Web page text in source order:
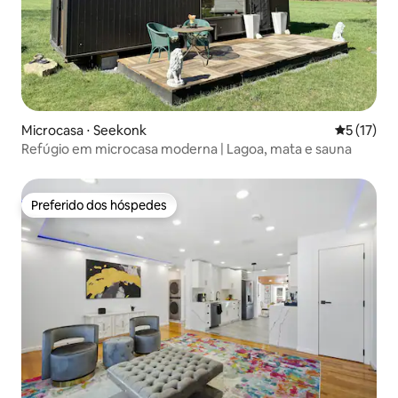
Microcasa ⋅ Seekonk 5 de uma
5 (17)
Refúgio em microcasa moderna | Lagoa, mata e sauna
Preferido dos hóspedes
Preferido dos hóspedes